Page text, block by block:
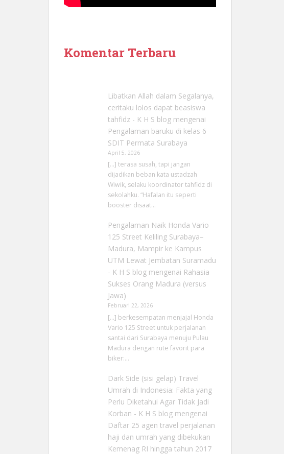
Komentar Terbaru
Libatkan Allah dalam Segalanya,
ceritaku lolos dapat beasiswa
tahfidz - K H S blogmengenai
Pengalaman baruku di kelas 6
SDIT Permata Surabaya
April 5, 2026
[…] terasa susah, tapi jangan
dijadikan beban kata ustadzah
Wiwik, selaku koordinator tahfidz di
sekolahku. “Hafalan itu seperti
booster disaat…
Pengalaman Naik Honda Vario
125 Street Keliling Surabaya–
Madura, Mampir ke Kampus
UTM Lewat Jembatan Suramadu
- K H S blogmengenai Rahasia
Sukses Orang Madura (versus
Jawa)
Februari 22, 2026
[…] berkesempatan menjajal Honda
Vario 125 Street untuk perjalanan
santai dari Surabaya menuju Pulau
Madura dengan rute favorit para
biker:…
Dark Side (sisi gelap) Travel
Umrah di Indonesia: Fakta yang
Perlu Diketahui Agar Tidak Jadi
Korban - K H S blogmengenai
Daftar 25 agen travel perjalanan
haji dan umrah yang dibekukan
Kemenag RI hingga tahun 2017